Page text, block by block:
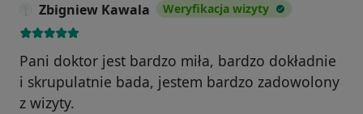
Zbigniew Kawala Weryfikacja wizyty
Pani doktor jest bardzo miła, bardzo dokładnie
i skrupulatnie bada, jestem bardzo zadowolony
z wizyty.